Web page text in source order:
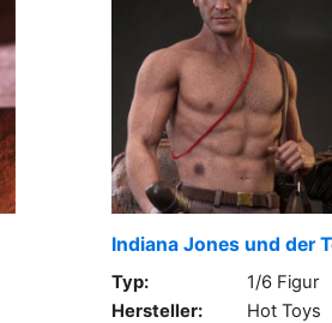
Indiana Jones und der
Typ:
1/6 Figur
Hersteller:
Hot Toys